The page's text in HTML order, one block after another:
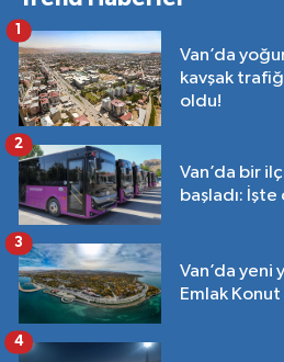
Van’da
kavşak
oldu!
1
Van’da bir
başladı:
2
Van’da yeni
Emlak
3
4